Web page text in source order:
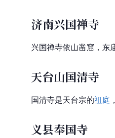
济南兴国禅寺
兴国禅寺依山凿窟，东
天台山国清寺
国清寺是天台宗的祖庭
义县奉国寺